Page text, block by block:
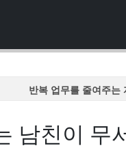
반복 업무를 줄여주는
반복 업무를 줄여주는
남친이 무